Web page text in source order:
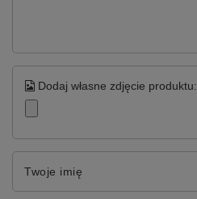
Dodaj własne zdjęcie produktu:
Twoje imię